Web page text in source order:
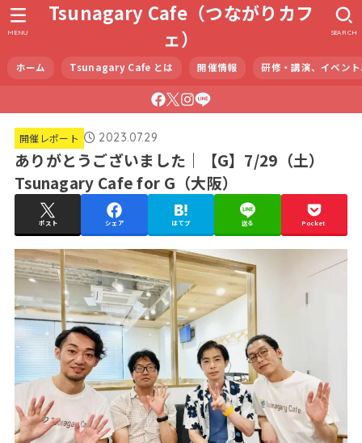
Tsunagary Cafe（つながりカフ
ェ）
ホーム Tsunagary Cafe とは 開催情報 研修・講演、イベン
SEARCH
MENU
開催レポート 2023.07.29
ありがとうございました｜【G】7/29（土）
Tsunagary Cafe for G（大阪）
ポスト シェア はてブ 送る Pocket